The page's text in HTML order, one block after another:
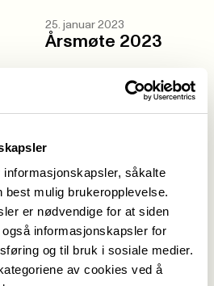
såkalte
best mulig brukeropplevelse.
er nødvendige for at siden
informasjonskapsler for
og til bruk i sosiale medier.
av cookies ved å
25. januar 2023
Årsmøte 2023
"Leger uten
grenser"
2022